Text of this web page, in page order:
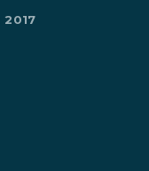
2017